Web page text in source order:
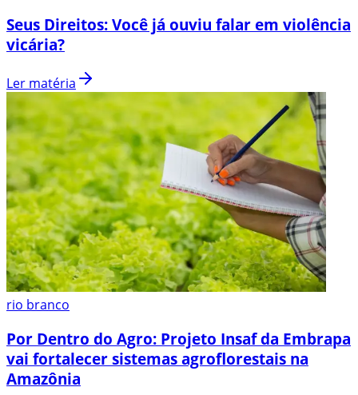
Seus Direitos: Você já ouviu falar em violência
vicária?
Ler matéria
rio branco
Por Dentro do Agro: Projeto Insaf da Embrapa
vai fortalecer sistemas agroflorestais na
Amazônia